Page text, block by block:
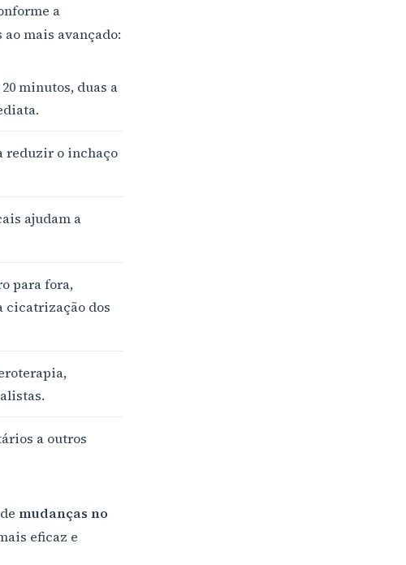
a
mais avançado:
minutos, duas a
reduzir o inchaço
ajudam a
para fora,
cicatrização dos
a outros
demudanças no
eficaz e